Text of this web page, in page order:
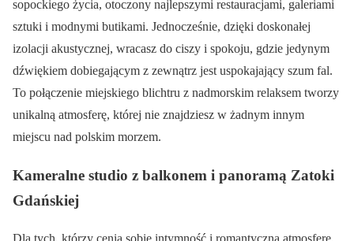
sopockiego życia, otoczony najlepszymi restauracjami, galeriami
sztuki i modnymi butikami. Jednocześnie, dzięki doskonałej
izolacji akustycznej, wracasz do ciszy i spokoju, gdzie jedynym
dźwiękiem dobiegającym z zewnątrz jest uspokajający szum fal.
To połączenie miejskiego blichtru z nadmorskim relaksem tworzy
unikalną atmosferę, której nie znajdziesz w żadnym innym
miejscu nad polskim morzem.
Kameralne studio z balkonem i panoramą Zatoki
Gdańskiej